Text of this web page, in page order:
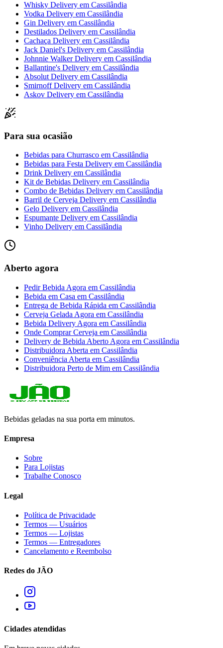
Whisky Delivery em Cassilândia
Vodka Delivery em Cassilândia
Gin Delivery em Cassilândia
Destilados Delivery em Cassilândia
Cachaça Delivery em Cassilândia
Jack Daniel's Delivery em Cassilândia
Johnnie Walker Delivery em Cassilândia
Ballantine's Delivery em Cassilândia
Absolut Delivery em Cassilândia
Smirnoff Delivery em Cassilândia
Askov Delivery em Cassilândia
Para sua ocasião
Bebidas para Churrasco em Cassilândia
Bebidas para Festa Delivery em Cassilândia
Drink Delivery em Cassilândia
Kit de Bebidas Delivery em Cassilândia
Combo de Bebidas Delivery em Cassilândia
Barril de Cerveja Delivery em Cassilândia
Gelo Delivery em Cassilândia
Espumante Delivery em Cassilândia
Vinho Delivery em Cassilândia
Aberto agora
Pedir Bebida Agora em Cassilândia
Bebida em Casa em Cassilândia
Entrega de Bebida Rápida em Cassilândia
Cerveja Gelada Agora em Cassilândia
Bebida Delivery Agora em Cassilândia
Onde Comprar Cerveja em Cassilândia
Delivery de Bebida Aberto Agora em Cassilândia
Distribuidora Aberta em Cassilândia
Conveniência Aberta em Cassilândia
Distribuidora Perto de Mim em Cassilândia
Bebidas geladas na sua porta em minutos.
Empresa
Sobre
Para Lojistas
Trabalhe Conosco
Legal
Política de Privacidade
Termos — Usuários
Termos — Lojistas
Termos — Entregadores
Cancelamento e Reembolso
Redes do JÃO
Cidades atendidas